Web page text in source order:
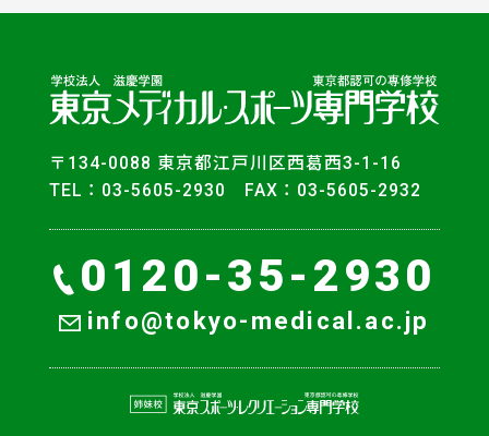
〒134-0088 東京都江戸川区西葛西3-1-16
TEL：03-5605-2930 FAX：03-5605-2932
0120-35-2930
info@tokyo-medical.ac.jp